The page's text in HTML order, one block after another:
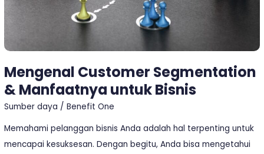
Mengenal Customer Segmentation
& Manfaatnya untuk Bisnis
Sumber daya /Benefit One
Memahami pelanggan bisnis Anda adalah hal terpenting untuk
mencapai kesuksesan. Dengan begitu, Anda bisa mengetahui